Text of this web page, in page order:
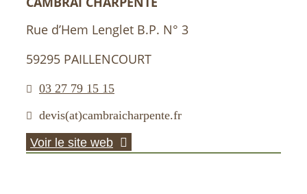
Rue d’Hem Lenglet B.P. N° 3
59295 PAILLENCOURT
03 27 79 15 15
devis(at)cambraicharpente.fr
Voir le site web